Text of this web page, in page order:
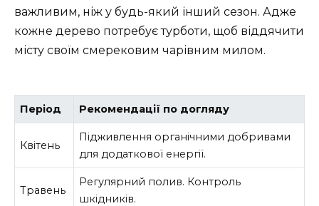
важливим, ніж у будь-який інший сезон. Адже
кожне дерево потребує турботи, щоб віддячити
місту своїм смерековим чарівним милом.
Період Рекомендації по догляду
Квітень
Підживлення органічними добривами
для додаткової енергії.
Травень
Регулярний полив. Контроль
шкідників.